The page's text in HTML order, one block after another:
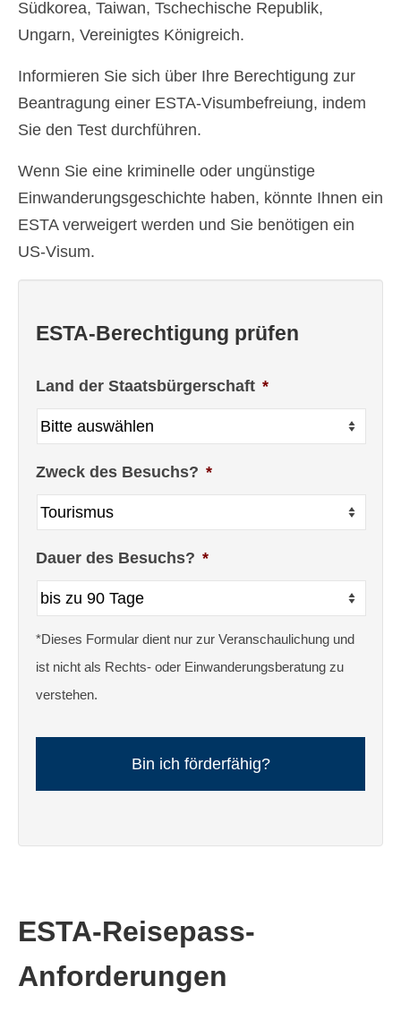
Südkorea, Taiwan, Tschechische Republik,
Ungarn, Vereinigtes Königreich.
Informieren Sie sich über Ihre Berechtigung zur
Beantragung einer ESTA-Visumbefreiung, indem
Sie den Test durchführen.
Wenn Sie eine kriminelle oder ungünstige
Einwanderungsgeschichte haben, könnte Ihnen ein
ESTA verweigert werden und Sie benötigen ein
US-Visum.
ESTA-Berechtigung prüfen
Land der Staatsbürgerschaft *
Zweck des Besuchs? *
Dauer des Besuchs? *
*Dieses Formular dient nur zur Veranschaulichung und
ist nicht als Rechts- oder Einwanderungsberatung zu
verstehen.
ESTA-Reisepass-
Anforderungen